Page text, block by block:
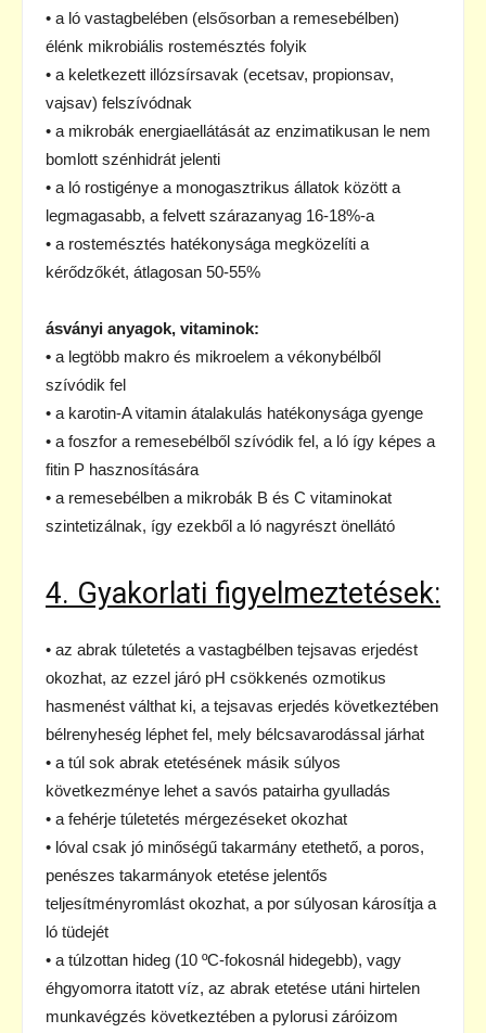
• a ló vastagbelében (elsősorban a remesebélben)
élénk mikrobiális rostemésztés folyik
• a keletkezett illózsírsavak (ecetsav, propionsav,
vajsav) felszívódnak
• a mikrobák energiaellátását az enzimatikusan le nem
bomlott szénhidrát jelenti
• a ló rostigénye a monogasztrikus állatok között a
legmagasabb, a felvett szárazanyag 16-18%-a
• a rostemésztés hatékonysága megközelíti a
kérődzőkét, átlagosan 50-55%
ásványi anyagok, vitaminok:
• a legtöbb makro és mikroelem a vékonybélből
szívódik fel
• a karotin-A vitamin átalakulás hatékonysága gyenge
• a foszfor a remesebélből szívódik fel, a ló így képes a
fitin P hasznosítására
• a remesebélben a mikrobák B és C vitaminokat
szintetizálnak, így ezekből a ló nagyrészt önellátó
4. Gyakorlati figyelmeztetések:
• az abrak túletetés a vastagbélben tejsavas erjedést
okozhat, az ezzel járó pH csökkenés ozmotikus
hasmenést válthat ki, a tejsavas erjedés következtében
bélrenyheség léphet fel, mely bélcsavarodással járhat
• a túl sok abrak etetésének másik súlyos
következménye lehet a savós patairha gyulladás
• a fehérje túletetés mérgezéseket okozhat
• lóval csak jó minőségű takarmány etethető, a poros,
penészes takarmányok etetése jelentős
teljesítményromlást okozhat, a por súlyosan károsítja a
ló tüdejét
• a túlzottan hideg (10 ºC-fokosnál hidegebb), vagy
éhgyomorra itatott víz, az abrak etetése utáni hirtelen
munkavégzés következtében a pylorusi záróizom